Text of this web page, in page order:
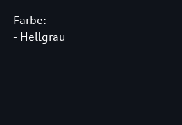
Farbe:
- Hellgrau